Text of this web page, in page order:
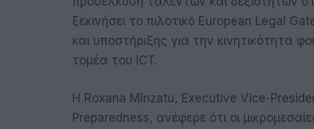
ξεκινήσει το πιλοτικό European Legal
και υποστήριξης για την κινητικότητα
τομέα του ICT.
Η Roxana Mînzatu, Executive Vice-
Preparedness, ανέφερε ότι οι